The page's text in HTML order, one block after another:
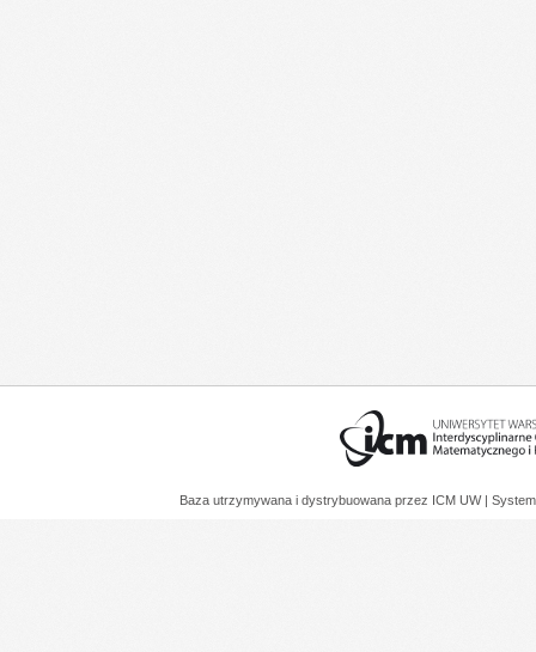
Baza utrzymywana i dystrybuowana przez ICM UW |